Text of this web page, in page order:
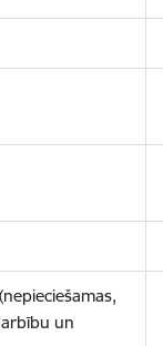
un